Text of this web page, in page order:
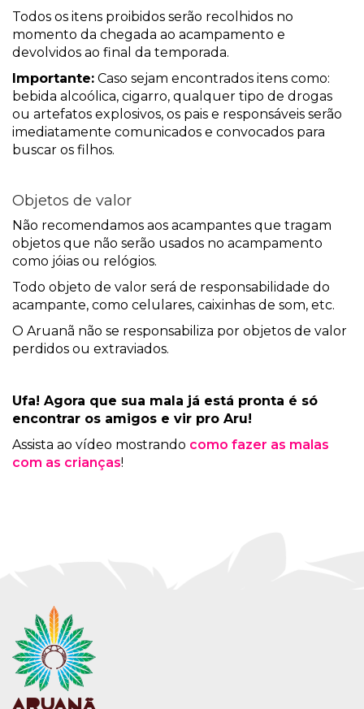
Todos os itens proibidos serão recolhidos no
momento da chegada ao acampamento e
devolvidos ao final da temporada.
Importante: Caso sejam encontrados itens como:
bebida alcoólica, cigarro, qualquer tipo de drogas
ou artefatos explosivos, os pais e responsáveis serão
imediatamente comunicados e convocados para
buscar os filhos.
Objetos de valor
Não recomendamos aos acampantes que tragam
objetos que não serão usados no acampamento
como jóias ou relógios.
Todo objeto de valor será de responsabilidade do
acampante, como celulares, caixinhas de som, etc.
O Aruanã não se responsabiliza por objetos de valor
perdidos ou extraviados.
Ufa! Agora que sua mala já está pronta é só
encontrar os amigos e vir pro Aru!
Assista ao vídeo mostrando como fazer as malas
com as crianças!